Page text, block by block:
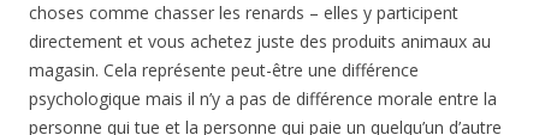
choses comme chasser les renards – elles y participent
directement et vous achetez juste des produits animaux au
magasin. Cela représente peut-être une différence
psychologique mais il n’y a pas de différence morale entre la
personne qui tue et la personne qui paie un quelqu’un d’autre